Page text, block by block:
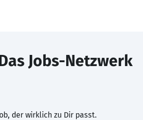
Jobs-Netzwerk
der wirklich zu Dir passt.